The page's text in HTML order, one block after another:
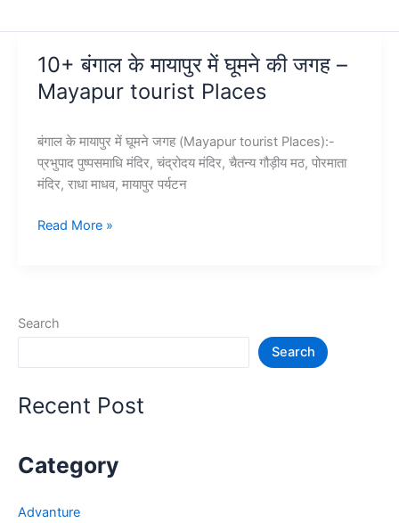
10+ बंगाल के मायापुर में घूमने की जगह –
Mayapur tourist Places
बंगाल के मायापुर में घूमने जगह (Mayapur tourist Places):-
प्रभुपाद पुष्पसमाधि मंदिर, चंद्रोदय मंदिर, चैतन्य गौड़ीय मठ, पोरमाता
मंदिर, राधा माधव, मायापुर पर्यटन
10+
घूमने
Mayapur
Places
Read More »
Search
Search
Recent Post
Category
Advanture